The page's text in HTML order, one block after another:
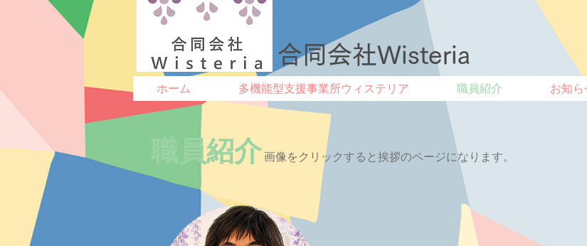
合同会社Wisteria
ホーム 多機能型支援事業所ウィステリア 職員紹介 お知ら
職員紹介 画像をクリックすると挨拶のページになります。